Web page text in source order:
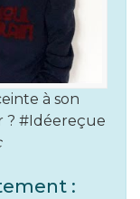
à son
#Idéereçue
: